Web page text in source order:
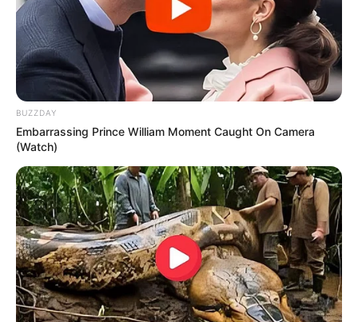
BUZZDAY
Embarrassing Prince William Moment Caught On Camera
(Watch)